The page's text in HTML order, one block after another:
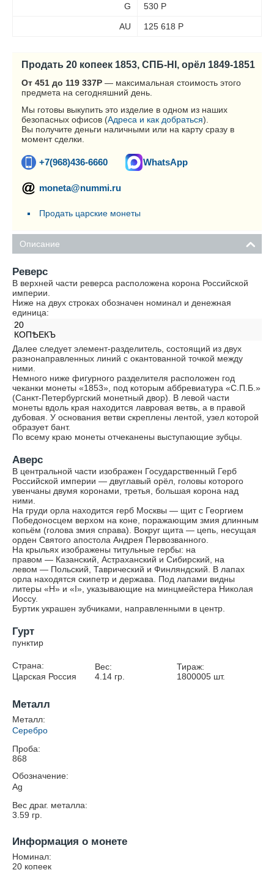
G 530 Р
AU 125 618 Р
Продать 20 копеек 1853, СПБ-HI, орёл 1849-1851
От 451 до 119 337Р — максимальная стоимость этого
предмета на сегодняшний день.
Мы готовы выкупить это изделие в одном из наших
безопасных офисов (Адреса и как добраться).
Вы получите деньги наличными или на карту сразу в
момент сделки.
+7(968)436-6660 WhatsApp
moneta@nummi.ru
Продать царские монеты
Описание
Реверс
В верхней части реверса расположена корона Российской
империи.
Ниже на двух строках обозначен номинал и денежная
единица:
20
КОПѢЕКЪ
Далее следует элемент-разделитель, состоящий из двух
разнонаправленных линий с окантованной точкой между
ними.
Немного ниже фигурного разделителя расположен год
чеканки монеты «1853», под которым аббревиатура «С.П.Б.»
(Санкт-Петербургский монетный двор). В левой части
монеты вдоль края находится лавровая ветвь, а в правой
дубовая. У основания ветви скреплены лентой, узел которой
образует бант.
По всему краю монеты отчеканены выступающие зубцы.
Аверс
В центральной части изображен Государственный Герб
Российской империи — двуглавый орёл, головы которого
увенчаны двумя коронами, третья, большая корона над
ними.
На груди орла находится герб Москвы — щит с Георгием
Победоносцем верхом на коне, поражающим змия длинным
копьём (голова змия справа). Вокруг щита — цепь, несущая
орден Святого апостола Андрея Первозванного.
На крыльях изображены титульные гербы: на
правом — Казанский, Астраханский и Сибирский, на
левом — Польский, Таврический и Финляндский. В лапах
орла находятся скипетр и держава. Под лапами видны
литеры «Н» и «I», указывающие на минцмейстера Николая
Иоссу.
Буртик украшен зубчиками, направленными в центр.
Гурт
пунктир
Страна:
Царская Россия
Вес:
4.14гр.
Тираж:
1800005 шт.
Металл
Металл:
Серебро
Проба:
868
Обозначение:
Ag
Вес драг. металла:
3.59 гр.
Информация о монете
Номинал:
20 копеек